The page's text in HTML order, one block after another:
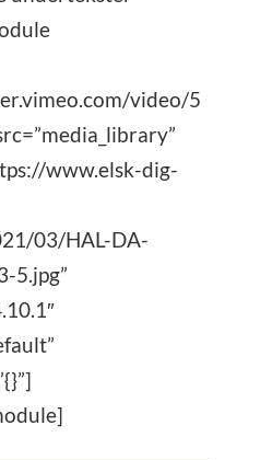
video/5
www.elsk-dig-
03/HAL-DA-
5.jpg”